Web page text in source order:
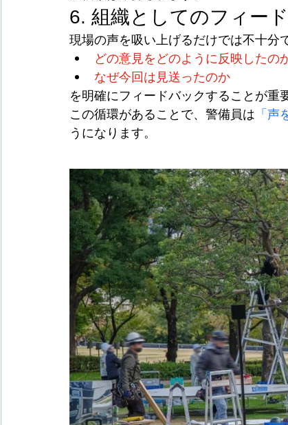
6. 組織としてのフィー
現場の声を吸い上げるだけでは不十分
どの意見をどのように反映したの
なぜ今回は見送ったのか
を明確にフィードバックすることが重
この循環があることで、警備員は 「
うになります。